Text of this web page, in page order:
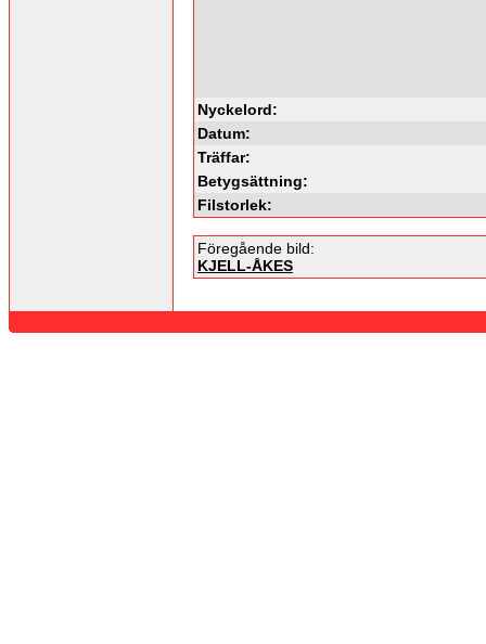
Nyckelord:
Datum:
Träffar:
Betygsättning:
Filstorlek:
Föregående bild:
KJELL-ÅKES